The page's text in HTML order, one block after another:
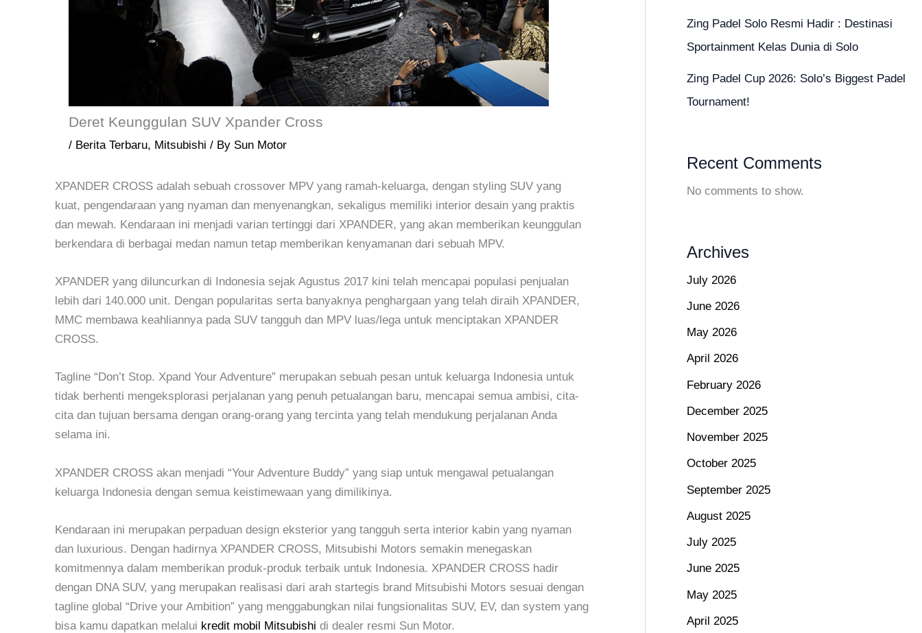
Deret Keunggulan SUV Xpander Cross
/ Berita Terbaru, Mitsubishi / By Sun Motor
XPANDER CROSS adalah sebuah crossover MPV yang ramah-keluarga, dengan styling SUV yang
kuat, pengendaraan yang nyaman dan menyenangkan, sekaligus memiliki interior desain yang praktis
dan mewah. Kendaraan ini menjadi varian tertinggi dari XPANDER, yang akan memberikan keunggulan
berkendara di berbagai medan namun tetap memberikan kenyamanan dari sebuah MPV.
XPANDER yang diluncurkan di Indonesia sejak Agustus 2017 kini telah mencapai populasi penjualan
lebih dari 140.000 unit. Dengan popularitas serta banyaknya penghargaan yang telah diraih XPANDER,
MMC membawa keahliannya pada SUV tangguh dan MPV luas/lega untuk menciptakan XPANDER
CROSS.
Tagline “Don’t Stop. Xpand Your Adventure” merupakan sebuah pesan untuk keluarga Indonesia untuk
tidak berhenti mengeksplorasi perjalanan yang penuh petualangan baru, mencapai semua ambisi, cita-
cita dan tujuan bersama dengan orang-orang yang tercinta yang telah mendukung perjalanan Anda
selama ini.
XPANDER CROSS akan menjadi “Your Adventure Buddy” yang siap untuk mengawal petualangan
keluarga Indonesia dengan semua keistimewaan yang dimilikinya.
Kendaraan ini merupakan perpaduan design eksterior yang tangguh serta interior kabin yang nyaman
dan luxurious. Dengan hadirnya XPANDER CROSS, Mitsubishi Motors semakin menegaskan
komitmennya dalam memberikan produk-produk terbaik untuk Indonesia. XPANDER CROSS hadir
dengan DNA SUV, yang merupakan realisasi dari arah startegis brand Mitsubishi Motors sesuai dengan
tagline global “Drive your Ambition” yang menggabungkan nilai fungsionalitas SUV, EV, dan system yang
bisa kamu dapatkan melalui kredit mobil Mitsubishi di dealer resmi Sun Motor.
Zing Padel Solo Resmi Hadir : Destinasi
Sportainment Kelas Dunia di Solo
Zing Padel Cup 2026: Solo’s Biggest Padel
Tournament!
Recent Comments
No comments to show.
Archives
July 2026
June 2026
May 2026
April 2026
February 2026
December 2025
November 2025
October 2025
September 2025
August 2025
July 2025
June 2025
May 2025
April 2025